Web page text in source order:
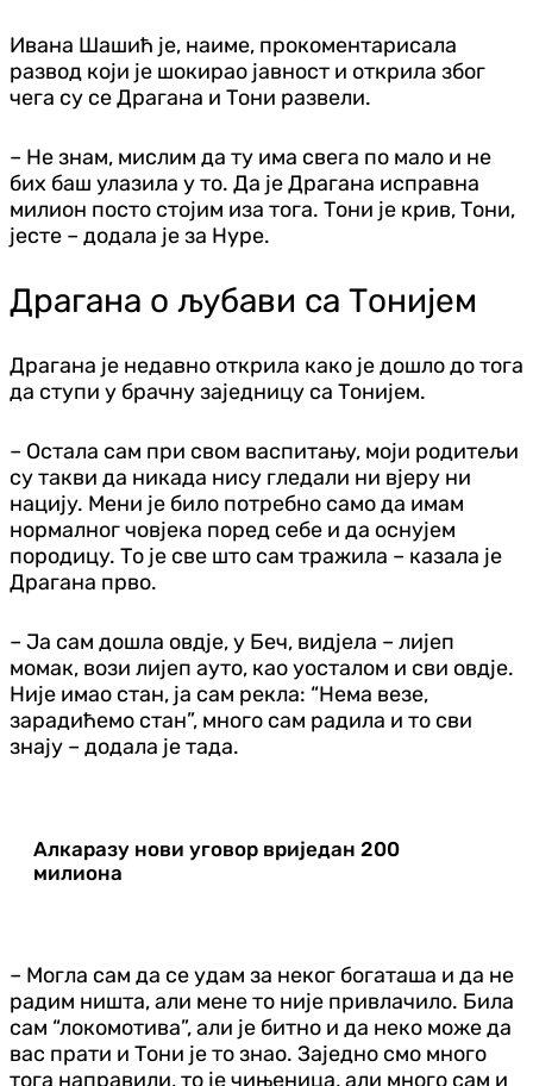
Ивана Шашић је, наиме, прокоментарисала
развод који је шокирао јавност и открила због
чега су се Драгана и Тони развели.
– Не знам, мислим да ту има свега по мало и не
бих баш улазила у то. Да је Драгана исправна
милион посто стојим иза тога. Тони је крив, Тони,
јесте – додала је за Hype.
Драгана о љубави са Тонијем
Драгана је недавно открила како је дошло до тога
да ступи у брачну заједницу са Тонијем.
– Остала сам при свом васпитању, моји родитељи
су такви да никада нису гледали ни вјеру ни
нацију. Мени је било потребно само да имам
нормалног човјека поред себе и да оснујем
породицу. То је све што сам тражила – казала је
Драгана прво.
– Ја сам дошла овд‌је, у Беч, вид‌јела – лијеп
момак, вози лијеп ауто, као уосталом и сви овд‌је.
Није имао стан, ја сам рекла: “Нема везе,
зарадићемо стан”, много сам радила и то сви
знају – додала је тада.
Алкаразу нови уговор вриједан 200
милиона
– Могла сам да се удам за неког богаташа и да не
радим ништа, али мене то није привлачило. Била
сам “локомотива”, али је битно и да неко може да
вас прати и Тони је то знао. Заједно смо много
тога направили, то је чињеница, али много сам и